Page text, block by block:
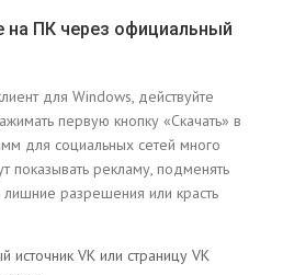
на ПК через официальный
для Windows, действуйте
первую кнопку «Скачать» в
для социальных сетей много
показывать рекламу, подменять
лишние разрешения или красть
источник VK или страницу VK